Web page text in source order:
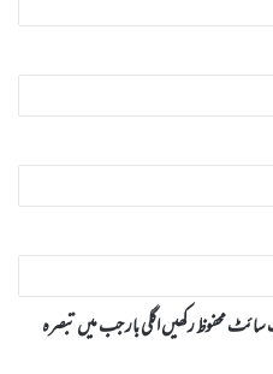
محفوظ رکھیں اگلی بار جب میں تبصرہ